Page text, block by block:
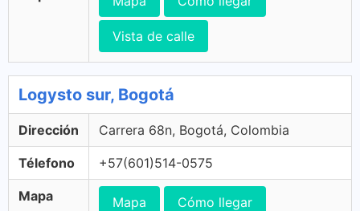
Vista de calle
Logysto sur, Bogotá
Dirección Carrera 68n, Bogotá, Colombia
Télefono +57(601)514-0575
Mapa Mapa Cómo llegar